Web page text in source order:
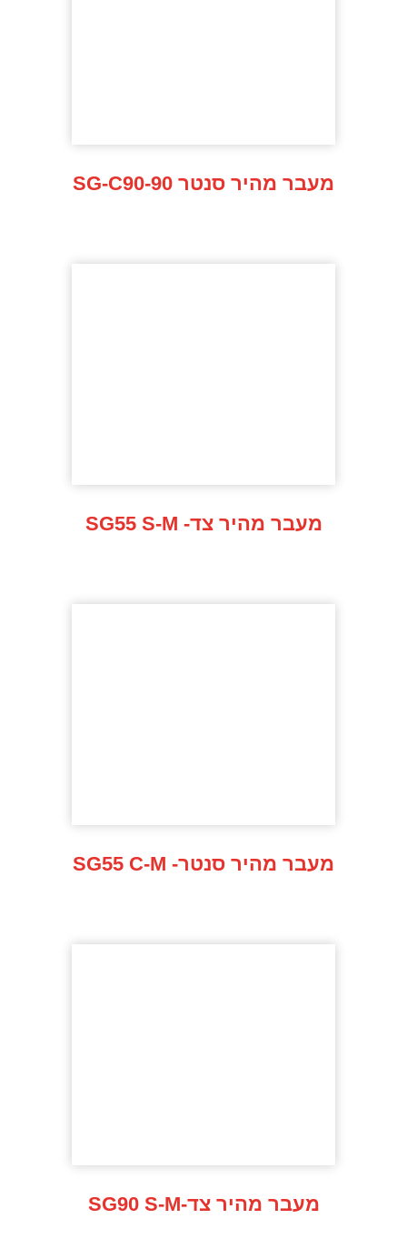
SG-C90-90 מעבר מהיר סנטר
SG55 S-M -מעבר מהיר צד
SG55 C-M -מעבר מהיר סנטר
SG90 S-M-מעבר מהיר צד